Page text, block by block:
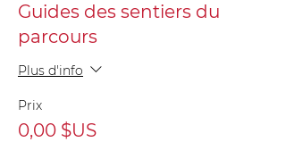
Guides des sentiers du
parcours
Plus d'info
Prix
0,00 $US